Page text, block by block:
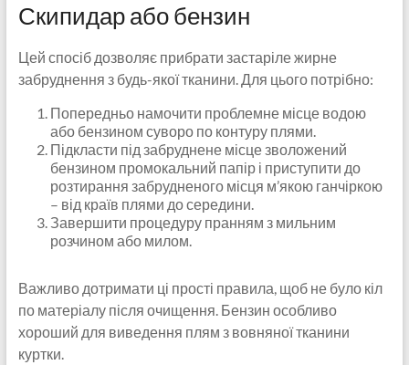
Скипидар або бензин
Цей спосіб дозволяє прибрати застаріле жирне
забруднення з будь-якої тканини. Для цього потрібно:
Попередньо намочити проблемне місце водою
або бензином суворо по контуру плями.
Підкласти під забруднене місце зволожений
бензином промокальний папір і приступити до
розтирання забрудненого місця м’якою ганчіркою
– від країв плями до середини.
Завершити процедуру пранням з мильним
розчином або милом.
Важливо дотримати ці прості правила, щоб не було кіл
по матеріалу після очищення. Бензин особливо
хороший для виведення плям з вовняної тканини
куртки.